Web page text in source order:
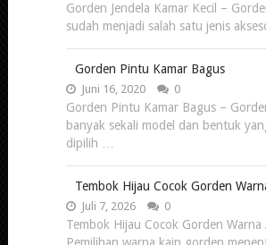
Gorden Jendela Kamar Kecil –
sudah menjadi salah satu jenis
Gorden Pintu Kamar Bagus
Juni 16, 2020 0
Gorden Pintu Kamar Bagus –
banyak sekali model dan bentuk
dipilih …
Tembok Hijau Cocok Gorden
Juli 7, 2026 0
Tembok Hijau Cocok Gorden Warna